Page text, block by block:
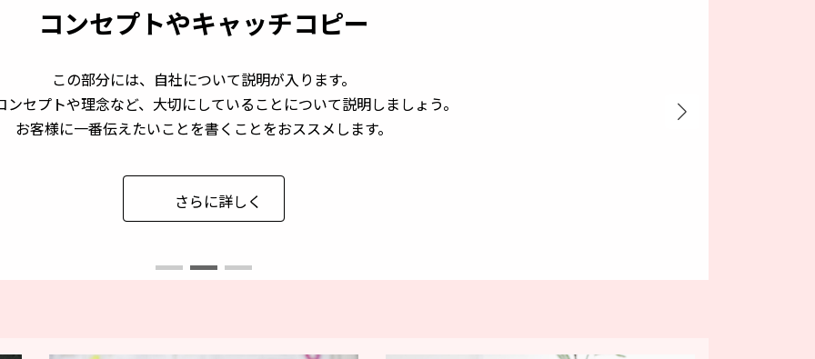
コンセプトやキャッチコピー
この部分には、自社について説明が入ります。
ンセプトや理念など、大切にしていることについて説明しましょう。
お客様に一番伝えたいことを書くことをおススメします。
さらに詳しく
コンセプトやキャッチコピー
この部分には、自社について説明が入ります。
ンセプトや理念など、大切にしていることについて説明しましょう。
お客様に一番伝えたいことを書くことをおススメします。
さらに詳しく
さらに詳しく